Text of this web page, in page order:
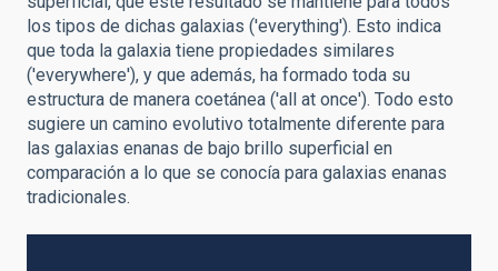
los tipos de dichas galaxias ('everything'). Esto indica
que toda la galaxia tiene propiedades similares
('everywhere'), y que además, ha formado toda su
estructura de manera coetánea ('all at once'). Todo esto
sugiere un camino evolutivo totalmente diferente para
las galaxias enanas de bajo brillo superficial en
comparación a lo que se conocía para galaxias enanas
tradicionales.